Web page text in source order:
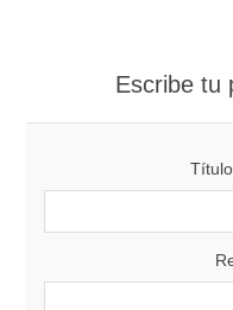
Escribe tu